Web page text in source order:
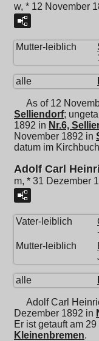
w, * 12 November
Mutter-leiblich
alle
As of 12
Selliendorf;
1892 in Nr.6,
November 1892 in
datum im
Adolf Carl
m, * 31 Dezember
Vater-leiblich
Mutter-leiblich
alle
Adolf Carl
Dezember 1892 in
Er ist getauft am
Kleinenbremen.